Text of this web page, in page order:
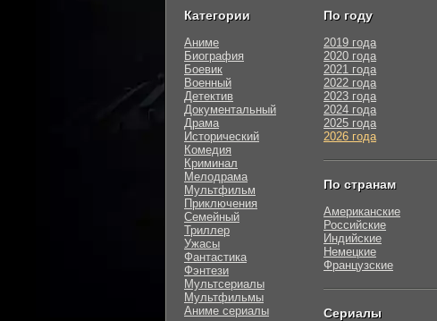
Категории
Аниме
Биография
Боевик
Военный
Детектив
Документальный
Драма
Исторический
Комедия
Криминал
Мелодрама
Мультфильм
Приключения
Семейный
Триллер
Ужасы
Фантастика
Фэнтези
Мультсериалы
Мультфильмы
Аниме сериалы
По году
2019 года
2020 года
2021 года
2022 года
2023 года
2024 года
2025 года
2026 года
По странам
Американские
Российские
Индийские
Немецкие
Французские
Сериалы